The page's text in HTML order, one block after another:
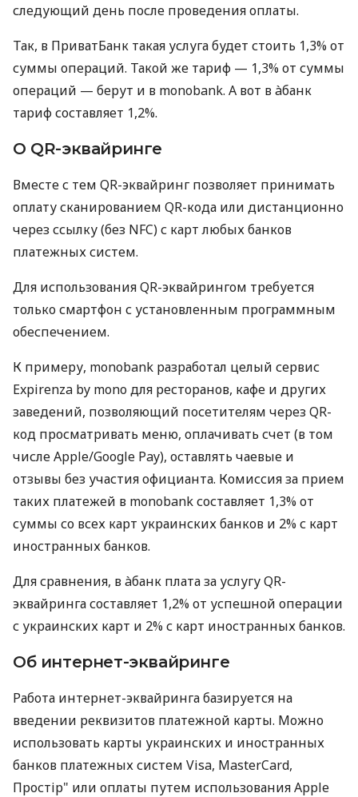
следующий день после проведения оплаты.
Так, в ПриватБанк такая услуга будет стоить 1,3% от
суммы операций. Такой же тариф — 1,3% от суммы
операций — берут и в monobank. А вот в àбанк
тариф составляет 1,2%.
О QR-эквайринге
Вместе с тем QR-эквайринг позволяет принимать
оплату сканированием QR-кода или дистанционно
через ссылку (без NFC) с карт любых банков
платежных систем.
Для использования QR-эквайрингом требуется
только смартфон с установленным программным
обеспечением.
К примеру, monobank разработал целый сервис
Expirenza by mono для ресторанов, кафе и других
заведений, позволяющий посетителям через QR-
код просматривать меню, оплачивать счет (в том
числе Apple/Google Pay), оставлять чаевые и
отзывы без участия официанта. Комиссия за прием
таких платежей в monobank составляет 1,3% от
суммы со всех карт украинских банков и 2% с карт
иностранных банков.
Для сравнения, в àбанк плата за услугу QR-
эквайринга составляет 1,2% от успешной операции
с украинских карт и 2% с карт иностранных банков.
Об интернет-эквайринге
Работа интернет-эквайринга базируется на
введении реквизитов платежной карты. Можно
использовать карты украинских и иностранных
банков платежных систем Visa, MasterCard,
Простір" или оплаты путем использования Apple